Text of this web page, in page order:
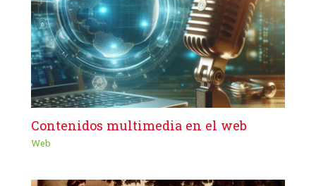
Contenidos multimedia en el web
Web